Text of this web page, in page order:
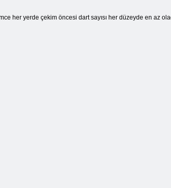
her yerde çekim öncesi dart sayısı her düzeyde en az